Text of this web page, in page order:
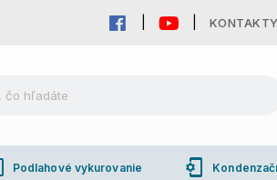
KONTAKTY
Podlahové vykurovanie phonelink_setup